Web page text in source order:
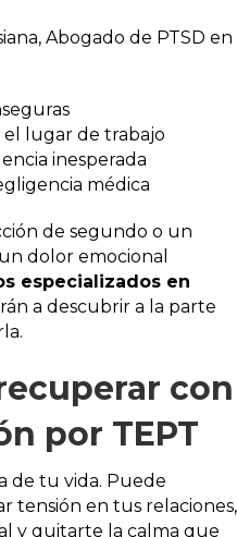
el lugar de trabajo
inesperada
médica
de segundo o un
dolor emocional
especializados en
a descubrir a la parte
con
por TEPT
de tu vida. Puede
tensión en tus relaciones,
y quitarte la calma que